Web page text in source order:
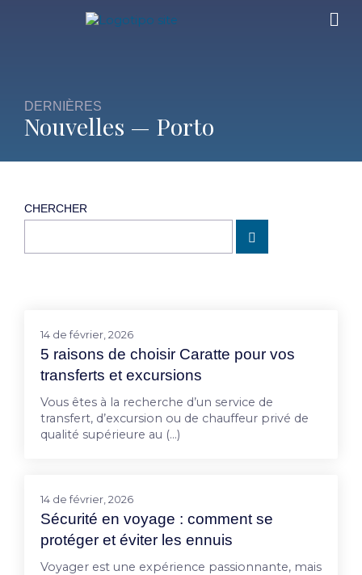
DERNIÈRES
Nouvelles — Porto
14 de février, 2026
5 raisons de choisir Caratte pour vos
transferts et excursions
Vous êtes à la recherche d’un service de
transfert, d’excursion ou de chauffeur privé de
qualité supérieure au (…)
14 de février, 2026
Sécurité en voyage : comment se
protéger et éviter les ennuis
Voyager est une expérience passionnante, mais
CHERCHER